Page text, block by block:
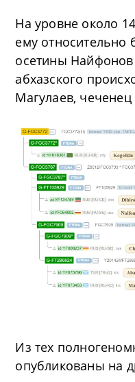
На уровне около
ему относительно
осетины
абхазского
Магулаев,
Из тех
опубликованы на